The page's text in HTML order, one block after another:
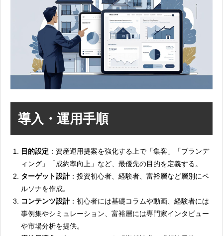
導入・運用手順
目的設定 ：資産運用提案を強化する上で「集客」「ブランデ
ィング」「成約率向上」など、最優先の目的を定義する。
ターゲット設計：投資初心者、経験者、富裕層など層別にペ
ルソナを作成。
コンテンツ設計：初心者には基礎コラムや動画、経験者には
事例集やシミュレーション、富裕層には専門家インタビュー
や市場分析を提供。